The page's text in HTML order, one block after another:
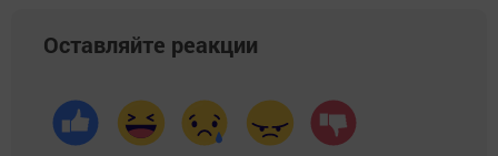
Оставляйте реакции